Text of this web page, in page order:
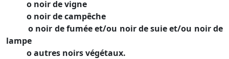
o noir de vigne
o noir de campêche
o noir de fumée et/ou noir de suie et/ou noir de
lampe
o autres noirs végétaux.